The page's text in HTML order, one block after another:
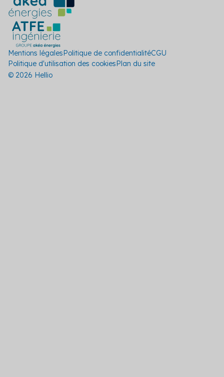
Mentions légalesPolitique de confidentialitéCGU
Politique d'utilisation des cookiesPlan du site
© 2026 Hellio